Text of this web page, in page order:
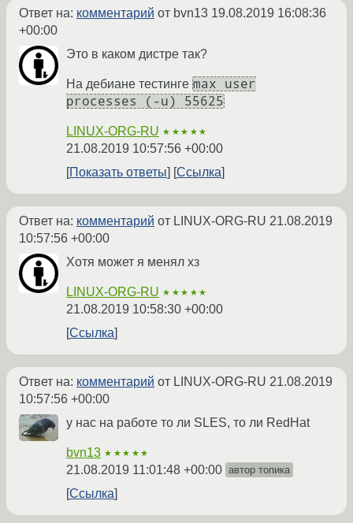
Ответ на: комментарий от bvn13 19.08.2019 16:08:36
+00:00
Это в каком дистре так?
На дебиане тестинге max user
processes (-u) 55625
LINUX-ORG-RU ★★★★★
21.08.2019 10:57:56 +00:00
Показать ответы
Ссылка
Ответ на: комментарий от LINUX-ORG-RU 21.08.2019
10:57:56 +00:00
Хотя может я менял хз
LINUX-ORG-RU ★★★★★
21.08.2019 10:58:30 +00:00
Ссылка
Ответ на: комментарий от LINUX-ORG-RU 21.08.2019
10:57:56 +00:00
у нас на работе то ли SLES, то ли RedHat
bvn13 ★★★★★
21.08.2019 11:01:48 +00:00 автор топика
Ссылка